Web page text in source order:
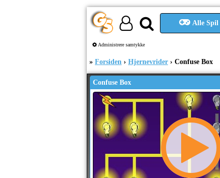
Administrere samtykke
Alle Spil
Forsiden Hjernevrider Confuse Box
Confuse Box